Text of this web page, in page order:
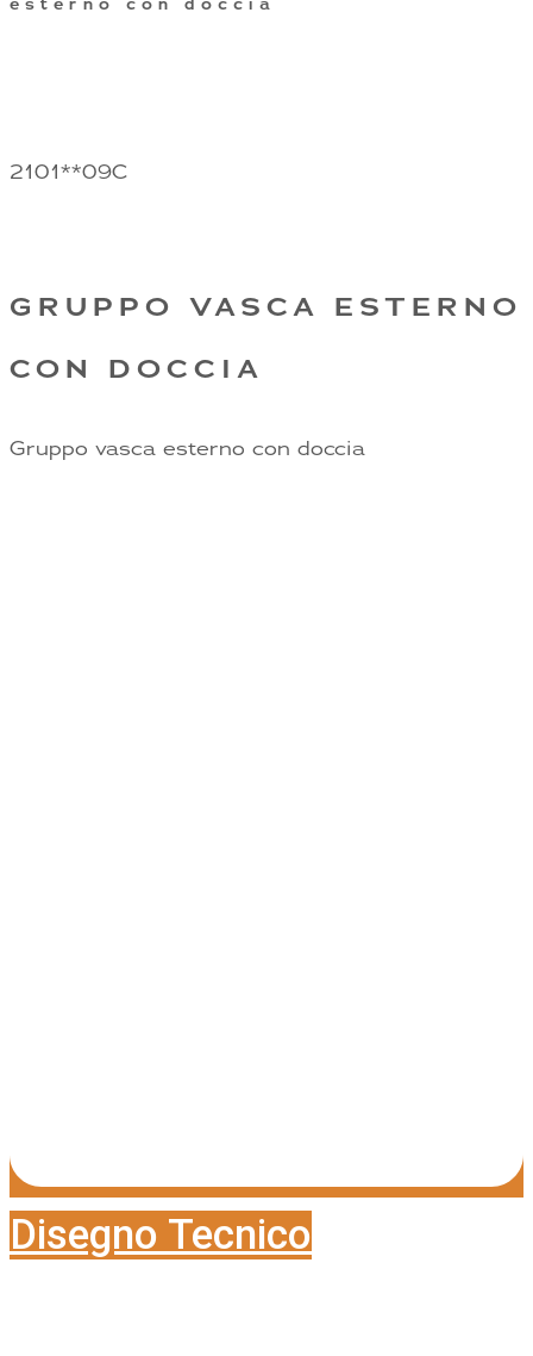
esterno con doccia
2101**09C
GRUPPO VASCA ESTERNO
CON DOCCIA
Gruppo vasca esterno con doccia
Disegno Tecnico